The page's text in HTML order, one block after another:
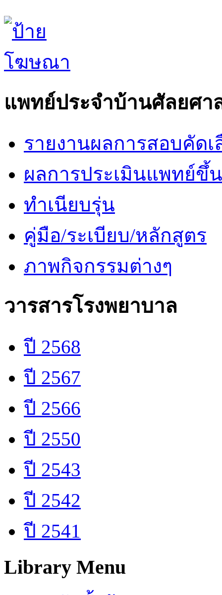
แพทย์ประจำบ้านศัลยศา
รายงานผลการสอบคัดเ
ผลการประเมินแพทย์ขึ้
ทำเนียบรุ่น
คู่มือ/ระเบียบ/หลักสูตร
ภาพกิจกรรมต่างๆ
วารสารโรงพยาบาล
ปี 2568
ปี 2567
ปี 2566
ปี 2550
ปี 2543
ปี 2542
ปี 2541
Library Menu